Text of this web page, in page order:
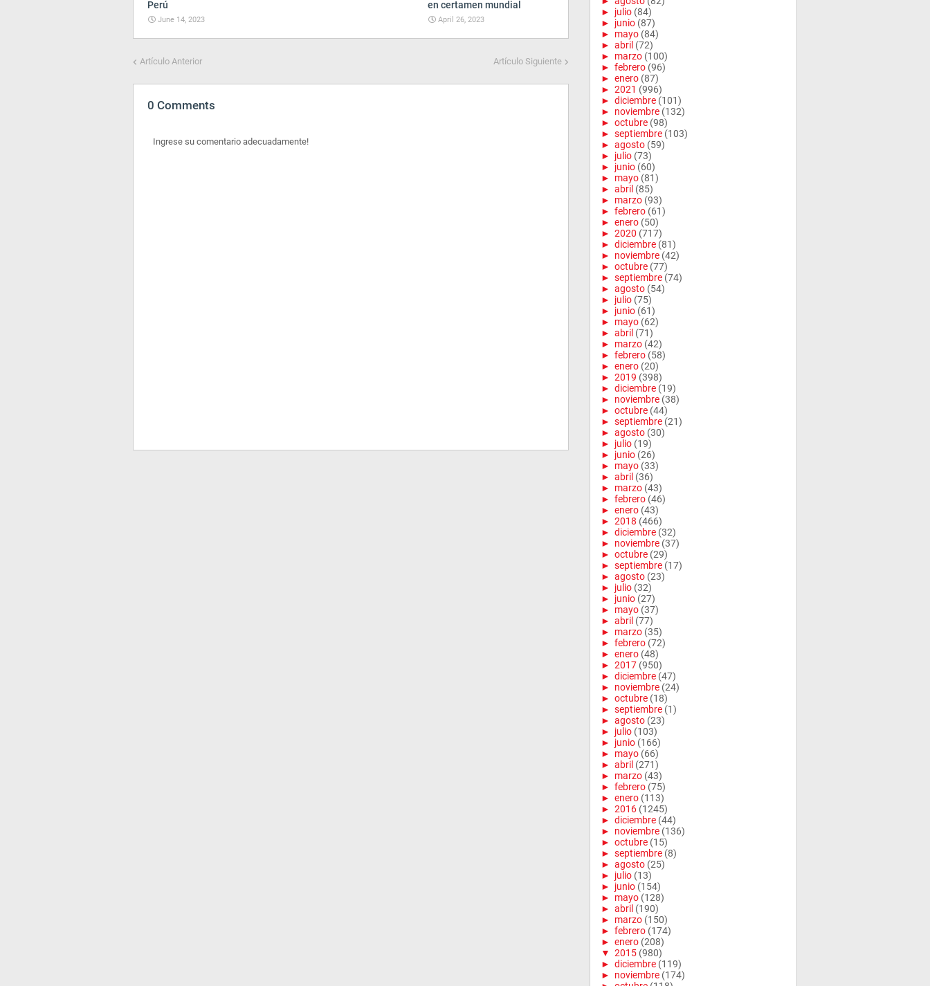
Perú
June 14, 2023
en certamen mundial
April 26, 2023
Artículo Anterior Artículo Siguiente
0 Comments
Ingrese su comentario adecuadamente!
► julio (84)
► junio (87)
► mayo (84)
► abril (72)
► marzo (100)
► febrero (96)
► enero (87)
► 2021 (996)
► diciembre (101)
► noviembre (132)
► octubre (98)
► septiembre (103)
► agosto (59)
► julio (73)
► junio (60)
► mayo (81)
► abril (85)
► marzo (93)
► febrero (61)
► enero (50)
► 2020 (717)
► diciembre (81)
► noviembre (42)
► octubre (77)
► septiembre (74)
► agosto (54)
► julio (75)
► junio (61)
► mayo (62)
► abril (71)
► marzo (42)
► febrero (58)
► enero (20)
► 2019 (398)
► diciembre (19)
► noviembre (38)
► octubre (44)
► septiembre (21)
► agosto (30)
► julio (19)
► junio (26)
► mayo (33)
► abril (36)
► marzo (43)
► febrero (46)
► enero (43)
► 2018 (466)
► diciembre (32)
► noviembre (37)
► octubre (29)
► septiembre (17)
► agosto (23)
► julio (32)
► junio (27)
► mayo (37)
► abril (77)
► marzo (35)
► febrero (72)
► enero (48)
► 2017 (950)
► diciembre (47)
► noviembre (24)
► octubre (18)
► septiembre (1)
► agosto (23)
► julio (103)
► junio (166)
► mayo (66)
► abril (271)
► marzo (43)
► febrero (75)
► enero (113)
► 2016 (1245)
► diciembre (44)
► noviembre (136)
► octubre (15)
► septiembre (8)
► agosto (25)
► julio (13)
► junio (154)
► mayo (128)
► abril (190)
► marzo (150)
► febrero (174)
► enero (208)
▼ 2015 (980)
► diciembre (119)
► noviembre (174)